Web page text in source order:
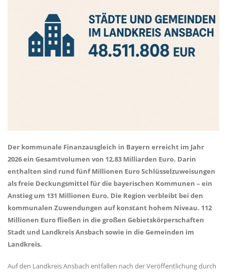
Der kommunale Finanzausgleich in Bayern erreicht im Jahr
2026 ein Gesamtvolumen von 12,83 Milliarden Euro. Darin
enthalten sind rund fünf Millionen Euro Schlüsselzuweisungen
als freie Deckungsmittel für die bayerischen Kommunen – ein
Anstieg um 131 Millionen Euro. Die Region verbleibt bei den
kommunalen Zuwendungen auf konstant hohem Niveau. 112
Millionen Euro fließen in die großen Gebietskörperschaften
Stadt und Landkreis Ansbach sowie in die Gemeinden im
Landkreis.
Auf den Landkreis Ansbach entfallen nach der Veröffentlichung durch